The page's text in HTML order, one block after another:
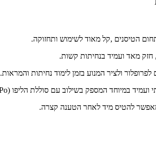
ולציר המנוע בזמן לימוד נחיתות והמראות.